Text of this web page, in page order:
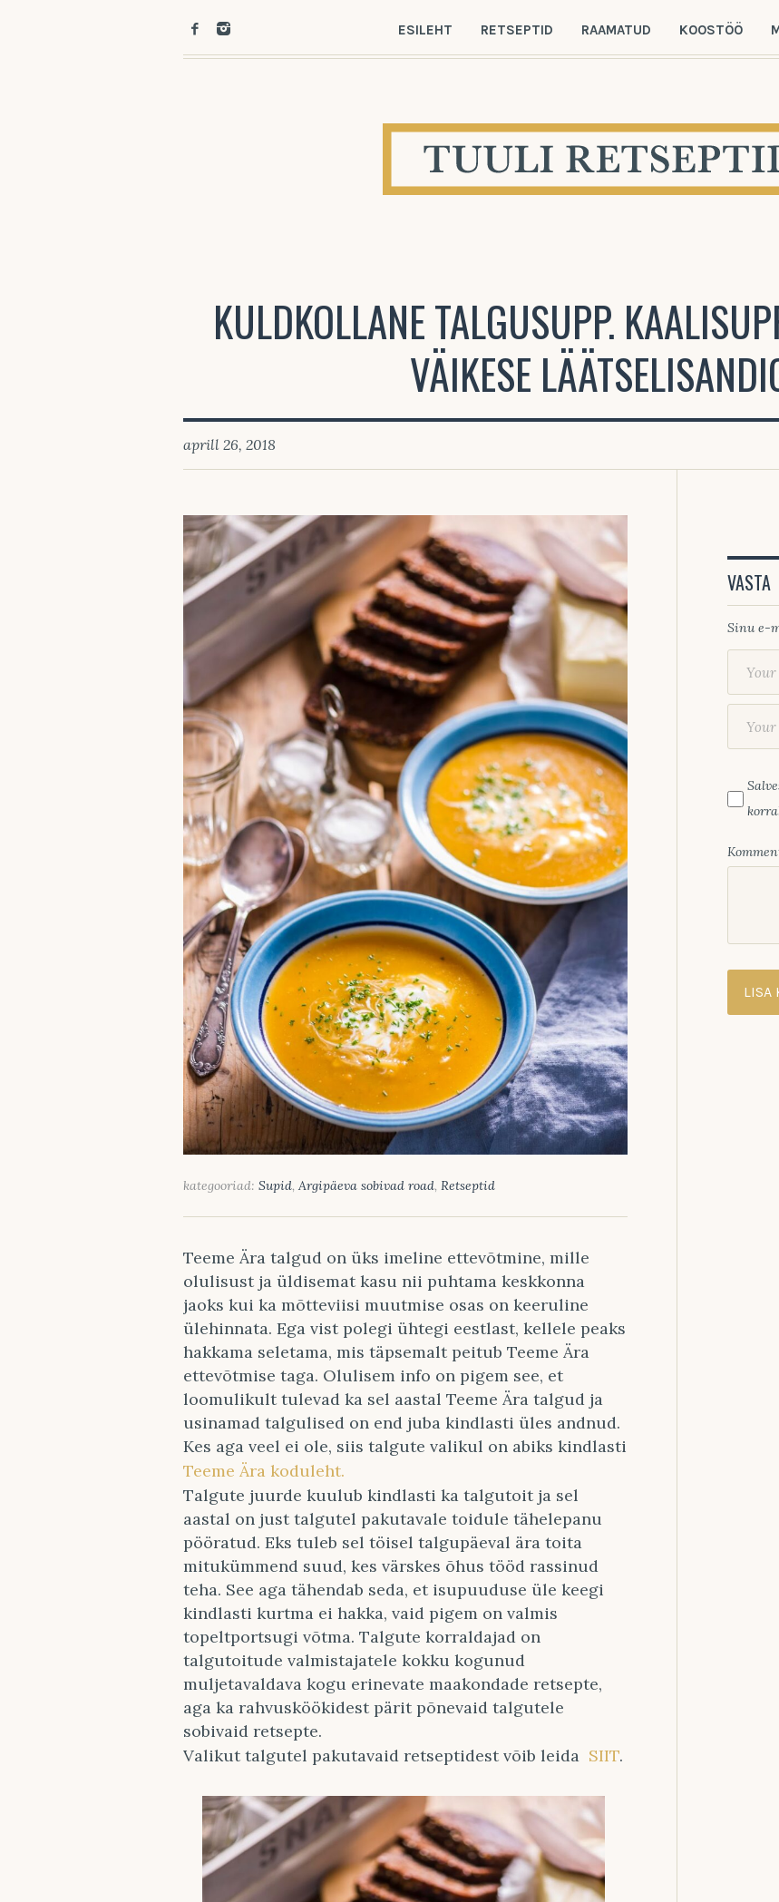
ESILEHT RETSEPTID RAAMATUD KOOSTÖÖ
KULDKOLLANE TALGUSUPP.
VÄIKESE
aprill 26, 2018
kategooriad: Supid, Argipäeva sobivad road, Retseptid
Teeme Ära talgud on üks imeline ettevõtmine, mille
olulisust ja üldisemat kasu nii puhtama keskkonna
jaoks kui ka mõtteviisi muutmise osas on keeruline
ülehinnata. Ega vist polegi ühtegi eestlast, kellele peaks
hakkama seletama, mis täpsemalt peitub Teeme Ära
ettevõtmise taga. Olulisem info on pigem see, et
loomulikult tulevad ka sel aastal Teeme Ära talgud ja
usinamad talgulised on end juba kindlasti üles andnud.
Kes aga veel ei ole, siis talgute valikul on abiks kindlasti
Teeme Ära koduleht.
Talgute juurde kuulub kindlasti ka talgutoit ja sel
aastal on just talgutel pakutavale toidule tähelepanu
pööratud. Eks tuleb sel töisel talgupäeval ära toita
mitukümmend suud, kes värskes õhus tööd rassinud
teha. See aga tähendab seda, et isupuuduse üle keegi
kindlasti kurtma ei hakka, vaid pigem on valmis
topeltportsugi võtma. Talgute korraldajad on
talgutoitude valmistajatele kokku kogunud
muljetavaldava kogu erinevate maakondade retsepte,
aga ka rahvusköökidest pärit põnevaid talgutele
sobivaid retsepte.
Valikut talgutel pakutavaid retseptidest võib leida SIIT.
VASTA
Sinu e-